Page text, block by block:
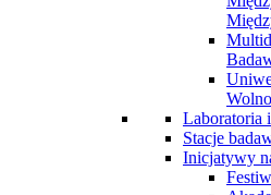
Laboratoria
Stacje
Inicjatywy